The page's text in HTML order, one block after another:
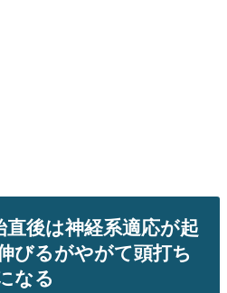
直後は神経系適応が起
びるがやがて頭打ち
なる